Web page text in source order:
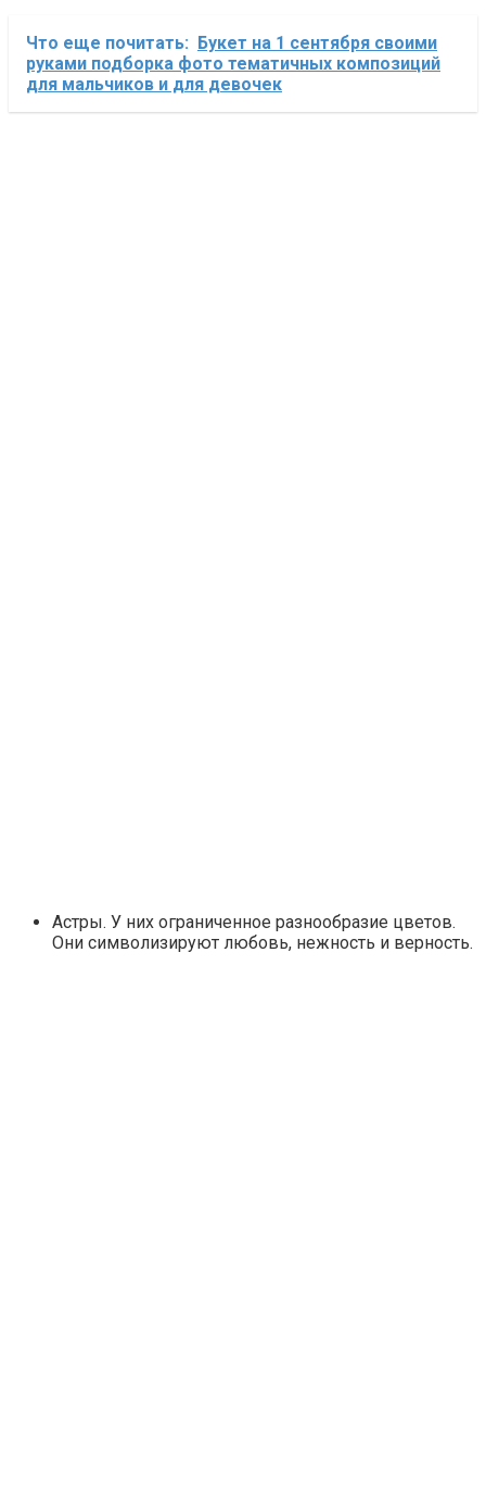
Что еще почитать:
Букет на 1 сентября своими
руками подборка фото тематичных композиций
для мальчиков и для девочек
Астры. У них ограниченное разнообразие цветов.
Они символизируют любовь, нежность и верность.